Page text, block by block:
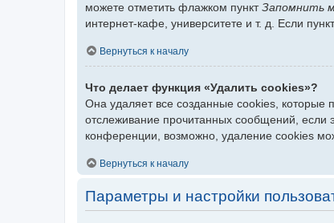
можете отметить флажком пунктЗапомнить
интернет-кафе, университете и т. д. Если
Вернуться к началу
Что делает функция «Удалить cookies»?
Она удаляет все созданные cookies, которые
отслеживание прочитанных сообщений, если
конференции, возможно, удаление cookies
Вернуться к началу
Параметры и настройки